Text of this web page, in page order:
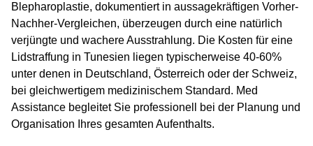
Blepharoplastie, dokumentiert in aussagekräftigen Vorher-
Nachher-Vergleichen, überzeugen durch eine natürlich
verjüngte und wachere Ausstrahlung. Die Kosten für eine
Lidstraffung in Tunesien liegen typischerweise 40-60%
unter denen in Deutschland, Österreich oder der Schweiz,
bei gleichwertigem medizinischem Standard. Med
Assistance begleitet Sie professionell bei der Planung und
Organisation Ihres gesamten Aufenthalts.